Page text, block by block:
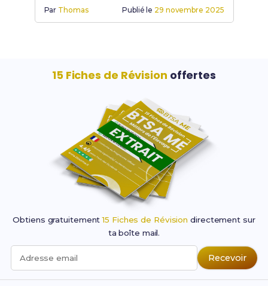
alternance.
Par Thomas Publié le 29 novembre 2025
15 Fiches de Révision offertes
Obtiens gratuitement15 Fiches de Révision directement sur
ta boîte mail.
Adresse email Recevoir